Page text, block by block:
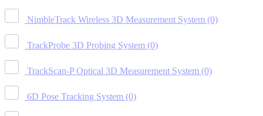
NimbleTrack Wireless 3D Measurement System (0)
TrackProbe 3D Probing System (0)
TrackScan-P Optical 3D Measurement System (0)
6D Pose Tracking System (0)